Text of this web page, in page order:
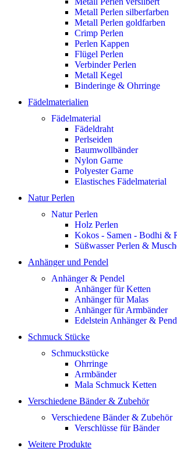
Metall Perlen silberfarben
Metall Perlen goldfarben
Crimp Perlen
Perlen Kappen
Flügel Perlen
Verbinder Perlen
Metall Kegel
Binderinge & Ohrringe
Fädelmaterialien
Fädelmaterial
Fädeldraht
Perlseiden
Baumwollbänder
Nylon Garne
Polyester Garne
Elastisches Fädelmaterial
Natur Perlen
Natur Perlen
Holz Perlen
Kokos - Samen - Bodhi &
Süßwasser Perlen &
Anhänger und Pendel
Anhänger & Pendel
Anhänger für Ketten
Anhänger für Malas
Anhänger für Armbänder
Edelstein Anhänger &
Schmuck Stücke
Schmuckstücke
Ohrringe
Armbänder
Mala Schmuck Ketten
Verschiedene Bänder & Zubehör
Verschiedene Bänder & Zubehör
Verschlüsse für Bänder
Weitere Produkte